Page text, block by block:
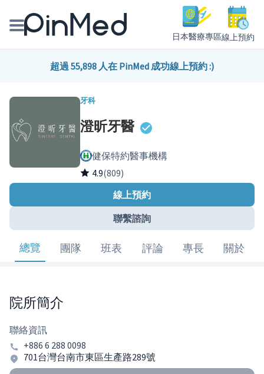
日本醫療專區線上預約
線上預約醫師、院所
醫師專欄專訪
健康主題館
我是醫療人員
超過 55,898 人在 PinMed 成功線上預約 :)
牙科
澄昕牙醫
健保特約醫事機構
4.9(809)
線上預約
聯繫諮詢
總覽 團隊 班表 評論 專長 關於
院所簡介
聯絡資訊
+886 6 288 0098
701台灣台南市東區生產路289號